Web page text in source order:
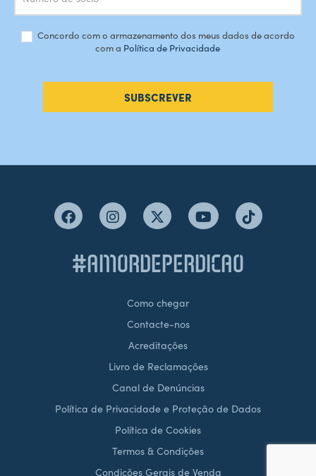
Concordo com o armazenamento dos meus dados de acordo
com a Política de Privacidade
SUBSCREVER
#AMORDEPERDICAO
Como chegar
Contacte-nos
Acreditações
Livro de Reclamações
Canal de Denúncias
Política de Privacidade e Proteção de Dados
Política de Cookies
Termos & Condições
Condições Gerais de Venda